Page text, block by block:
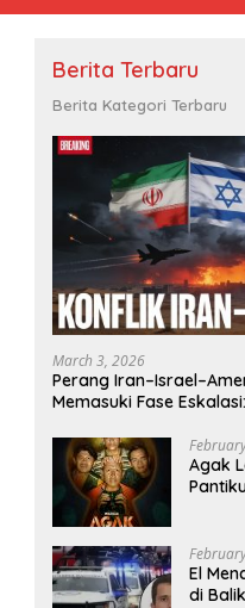
Berita Terbaru
Berita Kategori Terbaru
March 3, 2026
Perang
Memasuki Fase
Agak
El
di